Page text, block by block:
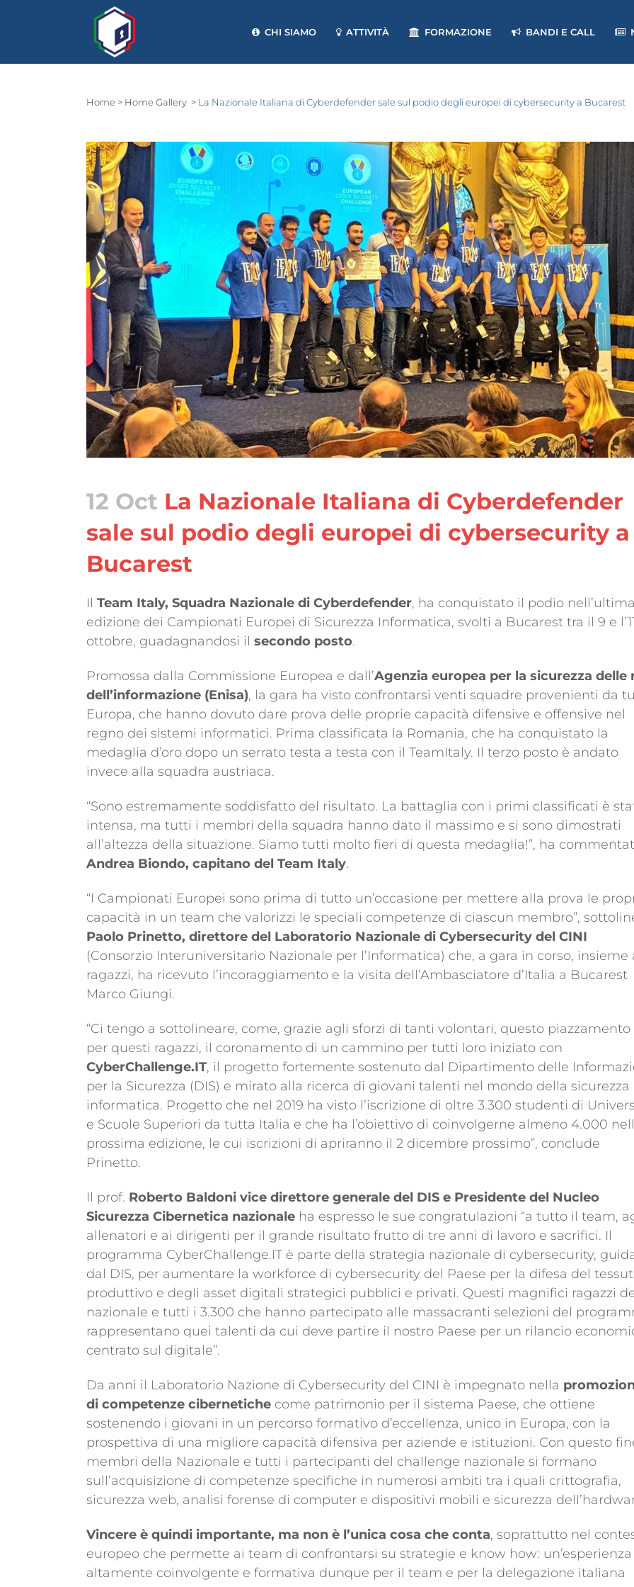
CHI SIAMO ATTIVITÀ FORMAZIONE BANDI E CALL
Home > Home Gallery > La Nazionale Italiana di Cyberdefender sale sul podio degli europei di cybersecurity a Bucarest
12 Oct La Nazionale Italiana di Cyberdefender
sale sul podio degli europei di cybersecurity a
Bucarest
Il Team Italy, Squadra Nazionale di Cyberdefender, ha conquistato il podio
edizione dei Campionati Europei di Sicurezza Informatica, svolti a Bucarest tra il 9 e
ottobre, guadagnandosi il secondo posto.
Promossa dalla Commissione Europea e dall’Agenzia europea per la sicurezza delle
dell’informazione (Enisa), la gara ha visto confrontarsi venti squadre provenienti da
Europa, che hanno dovuto dare prova delle proprie capacità difensive e offensive nel
regno dei sistemi informatici. Prima classificata la Romania, che ha conquistato la
medaglia d’oro dopo un serrato testa a testa con il TeamItaly. Il terzo posto è andato
invece alla squadra austriaca.
“Sono estremamente soddisfatto del risultato. La battaglia con i primi classificati è
intensa, ma tutti i membri della squadra hanno dato il massimo e si sono dimostrati
all’altezza della situazione. Siamo tutti molto fieri di questa medaglia!”, ha
Andrea Biondo, capitano del Team Italy.
“I Campionati Europei sono prima di tutto un’occasione per mettere alla prova le
capacità in un team che valorizzi le speciali competenze di ciascun membro”,
Paolo Prinetto, direttore del Laboratorio Nazionale di Cybersecurity del CINI
(Consorzio Interuniversitario Nazionale per l’Informatica) che, a gara in corso, insieme
ragazzi, ha ricevuto l’incoraggiamento e la visita dell’Ambasciatore d’Italia a Bucarest
Marco Giungi.
“Ci tengo a sottolineare, come, grazie agli sforzi di tanti volontari, questo piazzamento
per questi ragazzi, il coronamento di un cammino per tutti loro iniziato con
CyberChallenge.IT, il progetto fortemente sostenuto dal Dipartimento delle
per la Sicurezza (DIS) e mirato alla ricerca di giovani talenti nel mondo della sicurezza
informatica. Progetto che nel 2019 ha visto l’iscrizione di oltre 3.300 studenti di
e Scuole Superiori da tutta Italia e che ha l’obiettivo di coinvolgerne almeno 4.000
prossima edizione, le cui iscrizioni di apriranno il 2 dicembre prossimo”, conclude
Prinetto.
Il prof. Roberto Baldoni vice direttore generale del DIS e Presidente del Nucleo
Sicurezza Cibernetica nazionale ha espresso le sue congratulazioni “a tutto il team,
allenatori e ai dirigenti per il grande risultato frutto di tre anni di lavoro e sacrifici. Il
programma CyberChallenge.IT è parte della strategia nazionale di cybersecurity,
dal DIS, per aumentare la workforce di cybersecurity del Paese per la difesa del
produttivo e degli asset digitali strategici pubblici e privati. Questi magnifici ragazzi
nazionale e tutti i 3.300 che hanno partecipato alle massacranti selezioni del
rappresentano quei talenti da cui deve partire il nostro Paese per un rilancio
centrato sul digitale”.
Da anni il Laboratorio Nazione di Cybersecurity del CINI è impegnato nella
di competenze cibernetiche come patrimonio per il sistema Paese, che ottiene
sostenendo i giovani in un percorso formativo d’eccellenza, unico in Europa, con la
prospettiva di una migliore capacità difensiva per aziende e istituzioni. Con questo
membri della Nazionale e tutti i partecipanti del challenge nazionale si formano
sull’acquisizione di competenze specifiche in numerosi ambiti tra i quali crittografia,
sicurezza web, analisi forense di computer e dispositivi mobili e sicurezza
Vincere è quindi importante, ma non è l’unica cosa che conta, soprattutto nel
europeo che permette ai team di confrontarsi su strategie e know how: un’esperienza
altamente coinvolgente e formativa dunque per il team e per la delegazione italiana